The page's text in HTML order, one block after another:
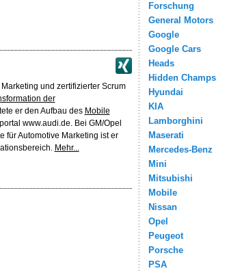
und zertifizierter Scrum
der
er den Aufbau des Mobile
www.audi.de. Bei GM/Opel
für Automotive Marketing ist er
Mehr...
Forschung
General Motors
Google
Google Cars
Heads
Hidden Champs
Hyundai
KIA
Lamborghini
Maserati
Mercedes-Benz
Mini
Mitsubishi
Mobile
Nissan
Opel
Peugeot
Porsche
PSA